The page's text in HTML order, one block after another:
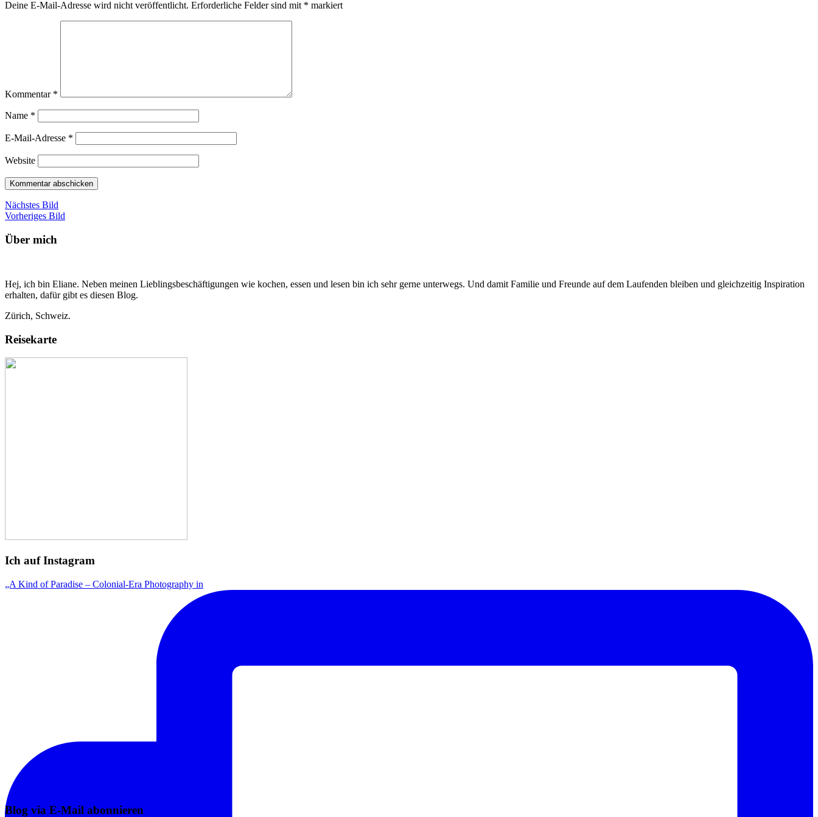
Deine E-Mail-Adresse wird nicht veröffentlicht. Erforderliche Felder sind mit * markiert
Kommentar *
Name *
E-Mail-Adresse *
Website
Nächstes Bild
Vorheriges Bild
Über mich
Hej, ich bin Eliane. Neben meinen Lieblingsbeschäftigungen wie kochen, essen und lesen bin ich sehr gerne unterwegs. Und damit Familie und Freunde auf dem Laufenden bleiben und gleichzeitig Inspiration
erhalten, dafür gibt es diesen Blog.
Zürich, Schweiz.
Reisekarte
Ich auf Instagram
„A Kind of Paradise – Colonial-Era Photography in
Blog via E-Mail abonnieren